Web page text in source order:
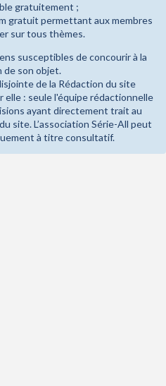
gratuitement ;
gratuit permettant aux membres
sur tous thèmes.
susceptibles de concourir à la
de son objet.
de la Rédaction du site
elle : seule l'équipe rédactionnelle
ayant directement trait au
site. L’association Série-All peut
à titre consultatif.